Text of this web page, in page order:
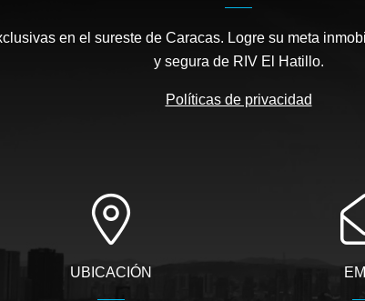
en el sureste de Caracas. Logre su meta
y segura de RIV El Hatillo.
Políticas de privacidad
UBICACIÓN